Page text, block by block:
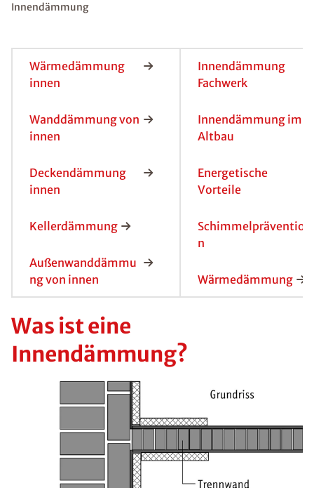
Innendämmung
Wärmedämmung
innen
Wanddämmung von
innen
Deckendämmung
innen
Kellerdämmung
Außenwanddämmu
ng von innen
Innendämmung
Fachwerk
Innendämmung im
Altbau
Energetische
Vorteile
Schimmelpräventio
n
Wärmedämmung
Was ist eine
Innendämmung?